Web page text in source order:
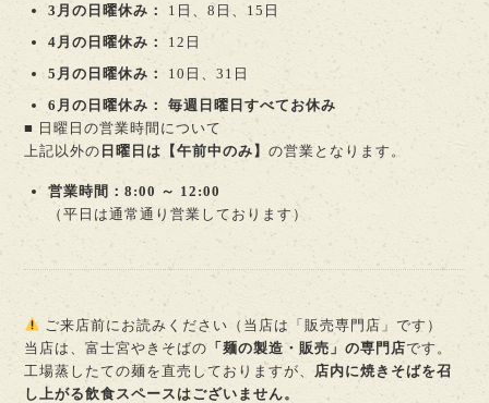
3月の日曜休み：
1日、8日、15日
4月の日曜休み： 12日
5月の日曜休み：
10日、31日
6月の日曜休み：
毎週日曜日すべてお休み
■ 日曜日の営業時間について
上記以外の 日曜日は【午前中のみ】の営業となります。
営業時間：8:00 ～ 12:00
（平日は通常通り営業しております）
ご来店前にお読みください（当店は「販売専門店」です）
当店は、富士宮やきそばの 「麺の製造・販売」の専門店です。
工場蒸したての麺を直売しておりますが、 店内に焼きそばを召
し上がる飲食スペースはございません。